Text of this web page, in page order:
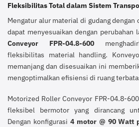
Fleksibilitas Total dalam Sistem
Mengatur alur material di gudang dengan
dapat menyesuaikan dengan perubahan
Conveyor FPR-04.8-600
fleksibilitas material handling.
memanjang dan disesuaikan ini
mengoptimalkan efisiensi di ruang
Motorized Roller Conveyor FPR-04.8-
fleksibel bermotor yang dirancang
Dengan konfigurasi 4 motor @ 90 Watt